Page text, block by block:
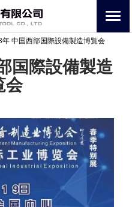
中国西部国際設備製造博覧会
国際設備製造
会